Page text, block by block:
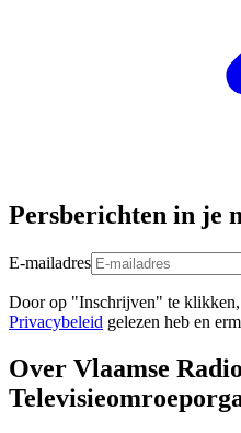
Persberichten in je
E-mailadres
Door op "Inschrijven" te
Privacybeleid gelezen heb en
Over Vlaamse